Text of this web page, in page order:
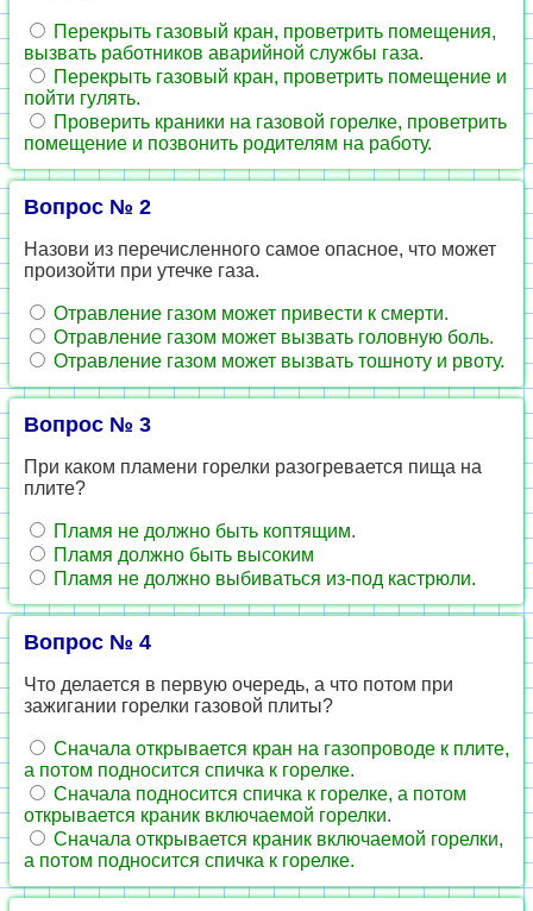
Перекрыть газовый кран, проветрить помещения,
вызвать работников аварийной службы газа.
Перекрыть газовый кран, проветрить помещение и
пойти гулять.
Проверить краники на газовой горелке, проветрить
помещение и позвонить родителям на работу.
Вопрос № 2
Назови из перечисленного самое опасное, что может
произойти при утечке газа.
Отравление газом может привести к смерти.
Отравление газом может вызвать головную боль.
Отравление газом может вызвать тошноту и рвоту.
Вопрос № 3
При каком пламени горелки разогревается пища на
плите?
Пламя не должно быть коптящим.
Пламя должно быть высоким
Пламя не должно выбиваться из-под кастрюли.
Вопрос № 4
Что делается в первую очередь, а что потом при
зажигании горелки газовой плиты?
Сначала открывается кран на газопроводе к плите,
а потом подносится спичка к горелке.
Сначала подносится спичка к горелке, а потом
открывается краник включаемой горелки.
Сначала открывается краник включаемой горелки,
а потом подносится спичка к горелке.